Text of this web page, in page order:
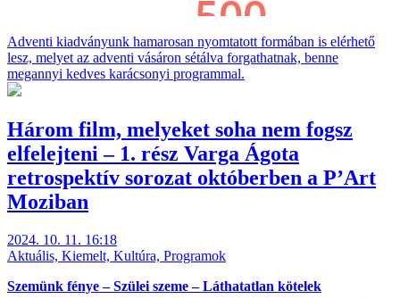
Adventi kiadványunk hamarosan nyomtatott formában is elérhető
lesz, melyet az adventi vásáron sétálva forgathatnak, benne
megannyi kedves karácsonyi programmal.
Három film, melyeket soha nem fogsz
elfelejteni – 1. rész Varga Ágota
retrospektív sorozat októberben a P’Art
Moziban
2024. 10. 11. 16:18
Aktuális, Kiemelt, Kultúra, Programok
Szemünk fénye– Szülei szeme – Láthatatlan kötelek